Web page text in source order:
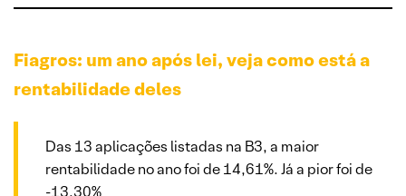
Fiagros: um ano após lei, veja como está a
rentabilidade deles
Das 13 aplicações listadas na B3, a maior
rentabilidade no ano foi de 14,61%. Já a pior foi de
-13,30%